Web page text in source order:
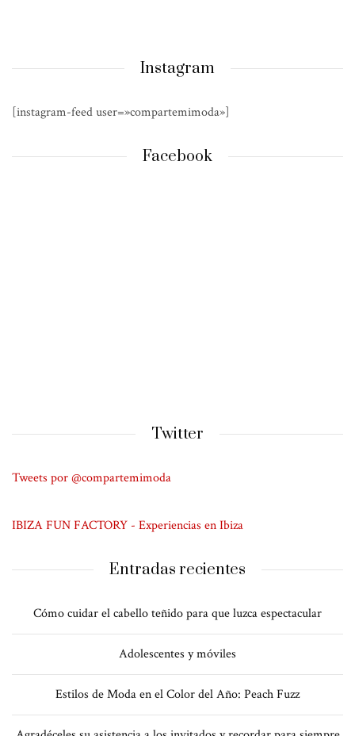
Instagram
[instagram-feed user=»compartemimoda»]
Facebook
Twitter
Tweets por @compartemimoda
IBIZA FUN FACTORY - Experiencias en Ibiza
Entradas recientes
Cómo cuidar el cabello teñido para que luzca espectacular
Adolescentes y móviles
Estilos de Moda en el Color del Año: Peach Fuzz